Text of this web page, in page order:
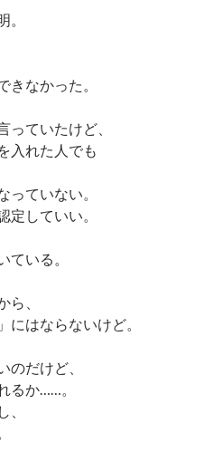
きなかった。
っていたけど、
入れた人でも
っていない。
定していい。
ている。
ら、
にはならないけど。
のだけど、
るか……。